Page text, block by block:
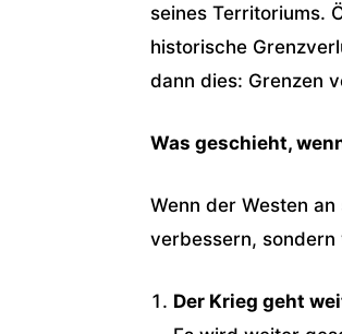
seines Territoriums.
historische
dann dies: Grenzen
Was geschieht,
Wenn der Westen
verbessern,
Der Krieg geht